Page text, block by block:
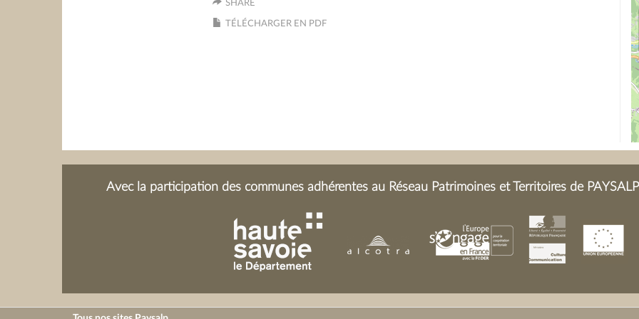
SHARE
TÉLÉCHARGER EN PDF
Avec la participation des communes adhérentes au Réseau Patrimoines et Territoires de